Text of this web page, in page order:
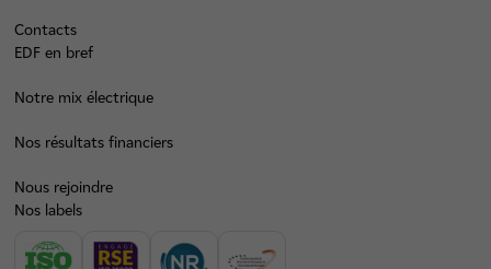
Contacts
EDF en bref
Notre mix électrique
Nos résultats financiers
Nous rejoindre
Nos labels